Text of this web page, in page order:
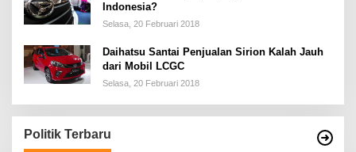
Indonesia?
Selasa, 20 Februari 2018
Daihatsu Santai Penjualan Sirion Kalah Jauh
dari Mobil LCGC
Selasa, 20 Februari 2018
Politik Terbaru